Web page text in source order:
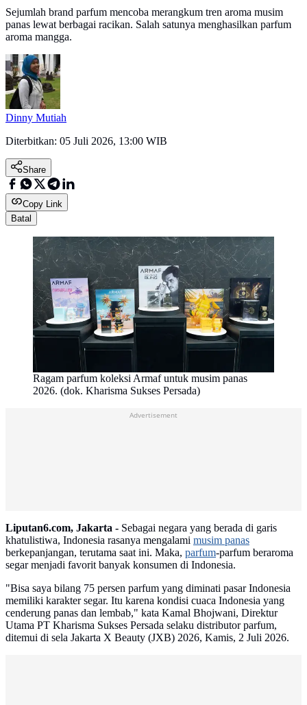
Sejumlah brand parfum mencoba merangkum tren aroma musim
panas lewat berbagai racikan. Salah satunya menghasilkan parfum
aroma mangga.
Dinny Mutiah
Diterbitkan: 05 Juli 2026, 13:00 WIB
Share
Copy Link
Batal
Ragam parfum koleksi Armaf untuk musim panas
2026. (dok. Kharisma Sukses Persada)
Advertisement
Liputan6.com, Jakarta - Sebagai negara yang berada di garis
khatulistiwa, Indonesia rasanya mengalami musim panas
berkepanjangan, terutama saat ini. Maka, parfum-parfum beraroma
segar menjadi favorit banyak konsumen di Indonesia.
"Bisa saya bilang 75 persen parfum yang diminati pasar Indonesia
memiliki karakter segar. Itu karena kondisi cuaca Indonesia yang
cenderung panas dan lembab," kata Kamal Bhojwani, Direktur
Utama PT Kharisma Sukses Persada selaku distributor parfum,
ditemui di sela Jakarta X Beauty (JXB) 2026, Kamis, 2 Juli 2026.